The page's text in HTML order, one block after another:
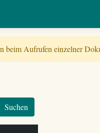
beim Aufrufen einzelner
Suchen